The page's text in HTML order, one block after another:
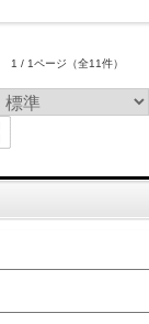
1 / 1ページ （全11件）